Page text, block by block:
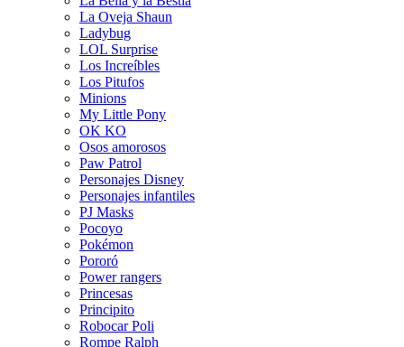
La Oveja Shaun
Ladybug
LOL Surprise
Los Increíbles
Los Pitufos
Minions
My Little Pony
OK KO
Osos amorosos
Paw Patrol
Personajes Disney
Personajes infantiles
PJ Masks
Pocoyo
Pokémon
Pororó
Power rangers
Princesas
Principito
Robocar Poli
Rompe Ralph